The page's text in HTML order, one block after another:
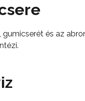
gumicserét és az